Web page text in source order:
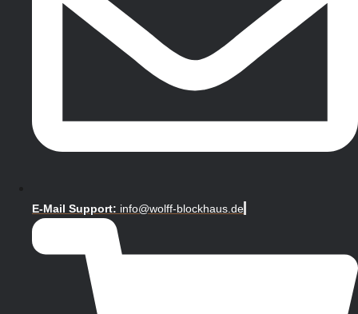
E-Mail Support: info@wolff-blockhaus.de